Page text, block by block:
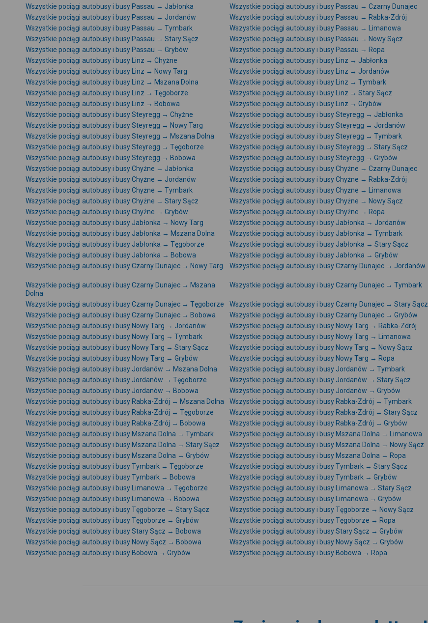
Wszystkie pociągi autobusy i busy Passau → Jabłonka
Wszystkie pociągi autobusy i busy Passau → Czarny Dunajec
Wszystkie pociągi autobusy i busy Passau → Jordanów
Wszystkie pociągi autobusy i busy Passau → Rabka-Zdrój
Wszystkie pociągi autobusy i busy Passau → Tymbark
Wszystkie pociągi autobusy i busy Passau → Limanowa
Wszystkie pociągi autobusy i busy Passau → Stary Sącz
Wszystkie pociągi autobusy i busy Passau → Nowy Sącz
Wszystkie pociągi autobusy i busy Passau → Grybów
Wszystkie pociągi autobusy i busy Passau → Ropa
Wszystkie pociągi autobusy i busy Linz → Chyżne
Wszystkie pociągi autobusy i busy Linz → Jabłonka
Wszystkie pociągi autobusy i busy Linz → Nowy Targ
Wszystkie pociągi autobusy i busy Linz → Jordanów
Wszystkie pociągi autobusy i busy Linz → Mszana Dolna
Wszystkie pociągi autobusy i busy Linz → Tymbark
Wszystkie pociągi autobusy i busy Linz → Tęgoborze
Wszystkie pociągi autobusy i busy Linz → Stary Sącz
Wszystkie pociągi autobusy i busy Linz → Bobowa
Wszystkie pociągi autobusy i busy Linz → Grybów
Wszystkie pociągi autobusy i busy Steyregg → Chyżne
Wszystkie pociągi autobusy i busy Steyregg → Jabłonka
Wszystkie pociągi autobusy i busy Steyregg → Nowy Targ
Wszystkie pociągi autobusy i busy Steyregg → Jordanów
Wszystkie pociągi autobusy i busy Steyregg → Mszana Dolna
Wszystkie pociągi autobusy i busy Steyregg → Tymbark
Wszystkie pociągi autobusy i busy Steyregg → Tęgoborze
Wszystkie pociągi autobusy i busy Steyregg → Stary Sącz
Wszystkie pociągi autobusy i busy Steyregg → Bobowa
Wszystkie pociągi autobusy i busy Steyregg → Grybów
Wszystkie pociągi autobusy i busy Chyżne → Jabłonka
Wszystkie pociągi autobusy i busy Chyżne → Czarny Dunajec
Wszystkie pociągi autobusy i busy Chyżne → Jordanów
Wszystkie pociągi autobusy i busy Chyżne → Rabka-Zdrój
Wszystkie pociągi autobusy i busy Chyżne → Tymbark
Wszystkie pociągi autobusy i busy Chyżne → Limanowa
Wszystkie pociągi autobusy i busy Chyżne → Stary Sącz
Wszystkie pociągi autobusy i busy Chyżne → Nowy Sącz
Wszystkie pociągi autobusy i busy Chyżne → Grybów
Wszystkie pociągi autobusy i busy Chyżne → Ropa
Wszystkie pociągi autobusy i busy Jabłonka → Nowy Targ
Wszystkie pociągi autobusy i busy Jabłonka → Jordanów
Wszystkie pociągi autobusy i busy Jabłonka → Mszana Dolna
Wszystkie pociągi autobusy i busy Jabłonka → Tymbark
Wszystkie pociągi autobusy i busy Jabłonka → Tęgoborze
Wszystkie pociągi autobusy i busy Jabłonka → Stary Sącz
Wszystkie pociągi autobusy i busy Jabłonka → Bobowa
Wszystkie pociągi autobusy i busy Jabłonka → Grybów
Wszystkie pociągi autobusy i busy Czarny Dunajec → Nowy Targ
Wszystkie pociągi autobusy i busy Czarny Dunajec → Jordanów
Wszystkie pociągi autobusy i busy Czarny Dunajec → Mszana
Dolna
Wszystkie pociągi autobusy i busy Czarny Dunajec → Tymbark
Wszystkie pociągi autobusy i busy Czarny Dunajec → Tęgoborze Wszystkie pociągi autobusy i busy Czarny Dunajec → Stary Sącz
Wszystkie pociągi autobusy i busy Czarny Dunajec → Bobowa
Wszystkie pociągi autobusy i busy Czarny Dunajec → Grybów
Wszystkie pociągi autobusy i busy Nowy Targ → Jordanów
Wszystkie pociągi autobusy i busy Nowy Targ → Rabka-Zdrój
Wszystkie pociągi autobusy i busy Nowy Targ → Tymbark
Wszystkie pociągi autobusy i busy Nowy Targ → Limanowa
Wszystkie pociągi autobusy i busy Nowy Targ → Stary Sącz
Wszystkie pociągi autobusy i busy Nowy Targ → Nowy Sącz
Wszystkie pociągi autobusy i busy Nowy Targ → Grybów
Wszystkie pociągi autobusy i busy Nowy Targ → Ropa
Wszystkie pociągi autobusy i busy Jordanów → Mszana Dolna
Wszystkie pociągi autobusy i busy Jordanów → Tymbark
Wszystkie pociągi autobusy i busy Jordanów → Tęgoborze
Wszystkie pociągi autobusy i busy Jordanów → Stary Sącz
Wszystkie pociągi autobusy i busy Jordanów → Bobowa
Wszystkie pociągi autobusy i busy Jordanów → Grybów
Wszystkie pociągi autobusy i busy Rabka-Zdrój → Mszana Dolna
Wszystkie pociągi autobusy i busy Rabka-Zdrój → Tymbark
Wszystkie pociągi autobusy i busy Rabka-Zdrój → Tęgoborze
Wszystkie pociągi autobusy i busy Rabka-Zdrój → Stary Sącz
Wszystkie pociągi autobusy i busy Rabka-Zdrój → Bobowa
Wszystkie pociągi autobusy i busy Rabka-Zdrój → Grybów
Wszystkie pociągi autobusy i busy Mszana Dolna → Tymbark
Wszystkie pociągi autobusy i busy Mszana Dolna → Limanowa
Wszystkie pociągi autobusy i busy Mszana Dolna → Stary Sącz
Wszystkie pociągi autobusy i busy Mszana Dolna → Nowy Sącz
Wszystkie pociągi autobusy i busy Mszana Dolna → Grybów
Wszystkie pociągi autobusy i busy Mszana Dolna → Ropa
Wszystkie pociągi autobusy i busy Tymbark → Tęgoborze
Wszystkie pociągi autobusy i busy Tymbark → Stary Sącz
Wszystkie pociągi autobusy i busy Tymbark → Bobowa
Wszystkie pociągi autobusy i busy Tymbark → Grybów
Wszystkie pociągi autobusy i busy Limanowa → Tęgoborze
Wszystkie pociągi autobusy i busy Limanowa → Stary Sącz
Wszystkie pociągi autobusy i busy Limanowa → Bobowa
Wszystkie pociągi autobusy i busy Limanowa → Grybów
Wszystkie pociągi autobusy i busy Tęgoborze → Stary Sącz
Wszystkie pociągi autobusy i busy Tęgoborze → Nowy Sącz
Wszystkie pociągi autobusy i busy Tęgoborze → Grybów
Wszystkie pociągi autobusy i busy Tęgoborze → Ropa
Wszystkie pociągi autobusy i busy Stary Sącz → Bobowa
Wszystkie pociągi autobusy i busy Stary Sącz → Grybów
Wszystkie pociągi autobusy i busy Nowy Sącz → Bobowa
Wszystkie pociągi autobusy i busy Nowy Sącz → Grybów
Wszystkie pociągi autobusy i busy Bobowa → Grybów
Wszystkie pociągi autobusy i busy Bobowa → Ropa